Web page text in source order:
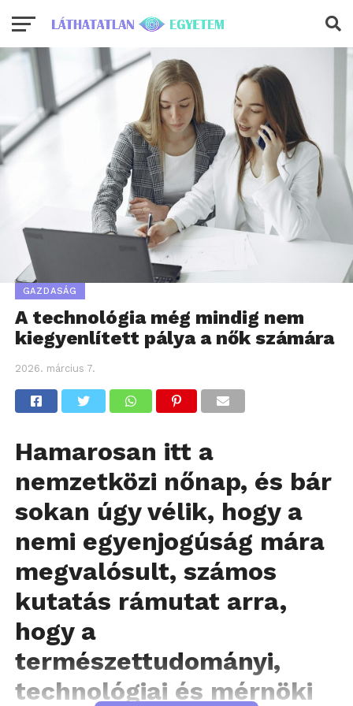
GAZDASÁG
A technológia még mindig nem
kiegyenlített pálya a nők számára
2026. március 7.
Hamarosan itt a
nemzetközi nőnap, és bár
sokan úgy vélik, hogy a
nemi egyenjogúság mára
megvalósult, számos
kutatás rámutat arra,
hogy a
természettudományi,
technológiai és mérnöki